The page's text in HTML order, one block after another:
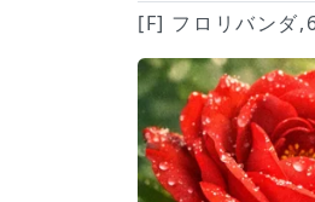
[F] フロリバンダ